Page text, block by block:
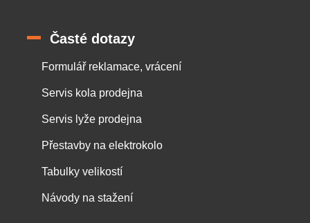
Časté dotazy
Formulář reklamace, vrácení
Servis kola prodejna
Servis lyže prodejna
Přestavby na elektrokolo
Tabulky velikostí
Návody na stažení